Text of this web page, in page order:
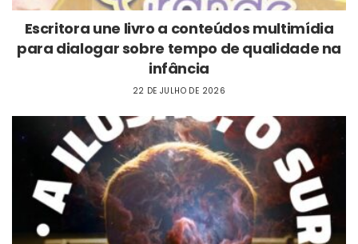
Escritora une livro a conteúdos multimídia
para dialogar sobre tempo de qualidade na
infância
22 DE JULHO DE 2026